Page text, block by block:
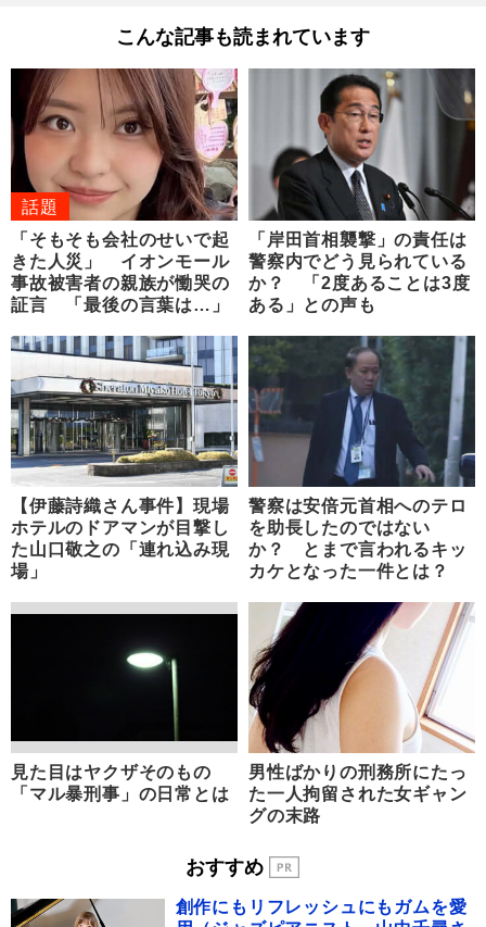
こんな記事も読まれています
話題
「そもそも会社のせいで起
きた人災」 イオンモール
事故被害者の親族が慟哭の
証言 「最後の言葉は…」
「岸田首相襲撃」の責任は
警察内でどう見られている
か？ 「2度あることは3度
ある」との声も
【伊藤詩織さん事件】現場
ホテルのドアマンが目撃し
た山口敬之の「連れ込み現
場」
警察は安倍元首相へのテロ
を助長したのではない
か？ とまで言われるキッ
カケとなった一件とは？
見た目はヤクザそのもの
「マル暴刑事」の日常とは
男性ばかりの刑務所にたっ
た一人拘留された女ギャン
グの末路
おすすめ
創作にもリフレッシュにもガムを愛